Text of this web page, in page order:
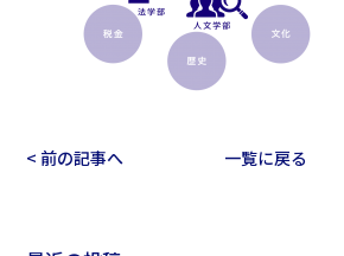
< 前の記事へ 一覧に戻る